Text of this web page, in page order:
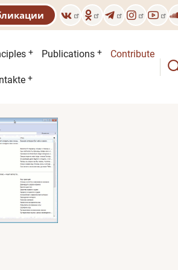
Publications Contribute